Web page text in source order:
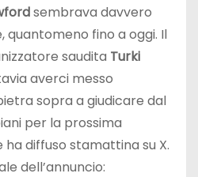
sembrava davvero
fino a oggi. Il
saudita Turki
averci messo
sopra a giudicare dal
per la prossima
diffuso stamattina su X.
dell’annuncio: